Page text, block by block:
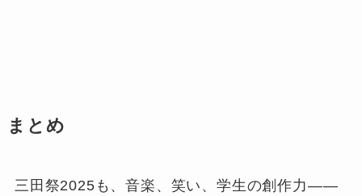
まとめ
三田祭2025も、音楽、笑い、学生の創作力——